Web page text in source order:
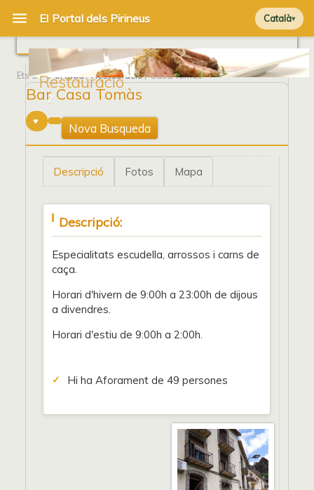
Català
Restauració
Ets a Portada/ Restauració/ Casa Tomàs
Bar Casa Tomàs
2
Nova Busqueda
Descripció Fotos Mapa
Descripció:
Especialitats escudella, arrossos i carns de
caça.
Horari d'hivern de 9:00h a 23:00h de dijous
a divendres.
Horari d'estiu de 9:00h a 2:00h.
Hi ha Aforament de 49 persones